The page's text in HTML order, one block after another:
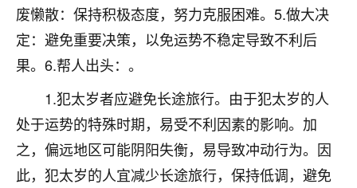
废懒散：保持积极态度，努力克服困难。5.做大决
定：避免重要决策，以免运势不稳定导致不利后
果。6.帮人出头：。
1.犯太岁者应避免长途旅行。由于犯太岁的人
处于运势的特殊时期，易受不利因素的影响。加
之，偏远地区可能阴阳失衡，易导致冲动行为。因
此，犯太岁的人宜减少长途旅行，保持低调，避免
我身体不太好，总是病病殃殃的，去检查又没什么大
问题，反正就是不舒服。中医西医看遍了，找不到问
题，后来无意中看到有人推荐慧来老师，跟老师聊过
之后，心情豁然开朗，也听老师建议，处理了一些因
了，老师说境随心转，现在深有体会了。
鹿森 ：是的，其实跟老师聊过之后，最大的感
触，首先就是心态会变好，万般皆是命，半点
不由人！